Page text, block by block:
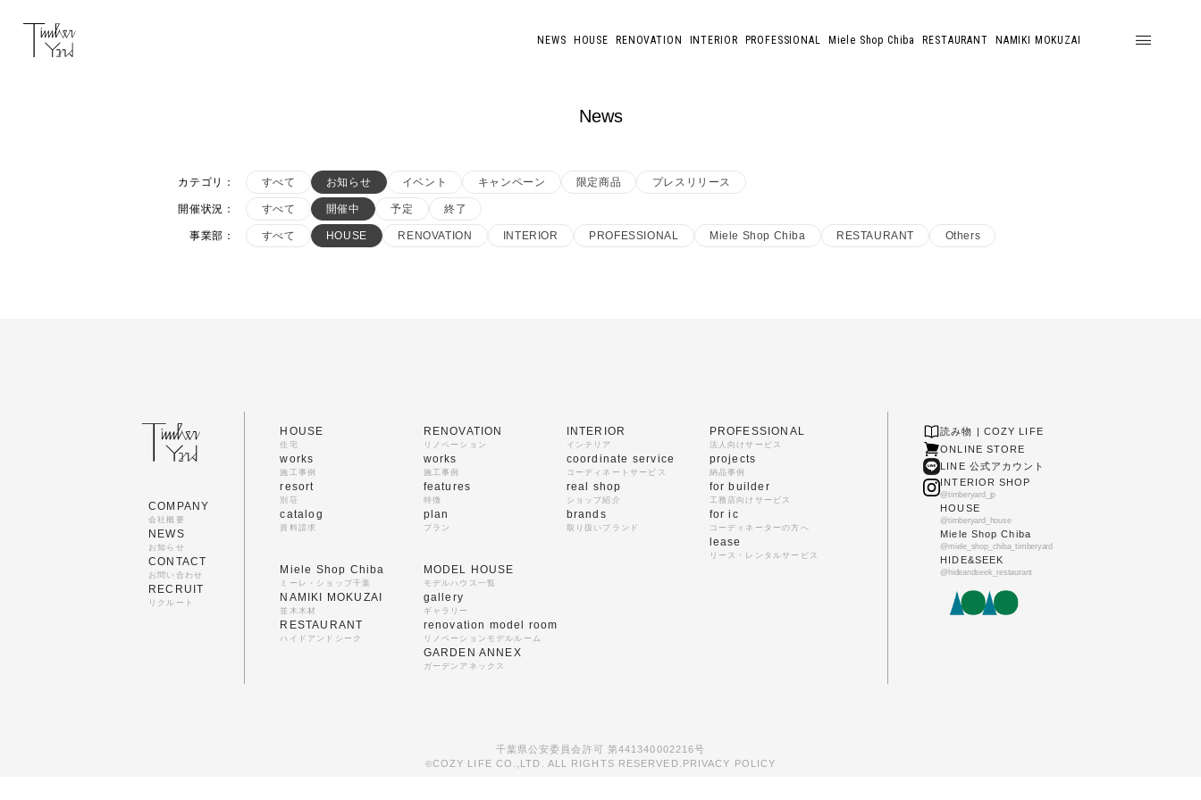
NEWS HOUSE RENOVATION INTERIOR PROFESSIONAL Miele Shop Chiba RESTAURANT NAMIKI MOKUZAI
News
カテゴリ ： すべて お知らせ イベント キャンペーン 限定商品 プレスリリース
開催状況 ： すべて 開催中 予定 終了
事業部 ： すべて HOUSE RENOVATION INTERIOR PROFESSIONAL Miele Shop Chiba RESTAURANT Others
COMPANY
会社概要
NEWS
お知らせ
CONTACT
お問い合わせ
RECRUIT
リクルート
HOUSE
住宅
works
施工事例
resort
別荘
catalog
資料請求
RENOVATION
リノベーション
works
施工事例
features
特徴
plan
プラン
INTERIOR
インテリア
coordinate service
コーディネートサービス
real shop
ショップ紹介
brands
取り扱いブランド
PROFESSIONAL
法人向けサービス
projects
納品事例
for builder
工務店向けサービス
for ic
コーディネーターの方へ
lease
リース・レンタルサービス
Miele Shop Chiba
ミーレ・ショップ千葉
NAMIKI MOKUZAI
並木木材
RESTAURANT
ハイドアンドシーク
MODEL HOUSE
モデルハウス一覧
gallery
ギャラリー
renovation model room
リノベーションモデルルーム
GARDEN ANNEX
ガーデンアネックス
読み物 | COZY LIFE
ONLINE STORE
LINE 公式アカウント
INTERIOR SHOP
@timberyard_jp
HOUSE
@timberyard_house
Miele Shop Chiba
@miele_shop_chiba_timberyard
HIDE&SEEK
@hideandseek_restaurant
千葉県公安委員会許可 第441340002216号
©COZY LIFE CO.,LTD. ALL RIGHTS RESERVED. PRIVACY POLICY